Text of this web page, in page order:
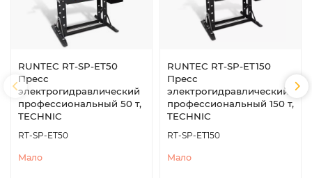
RUNTEC RT-SP-ET50
Пресс
электрогидравлический
профессиональный 50 т,
TECHNIC
RT-SP-ET50
Мало
RUNTEC RT-SP-ET150
Пресс
электрогидравлический
профессиональный 150 т,
TECHNIC
RT-SP-ET150
Мало